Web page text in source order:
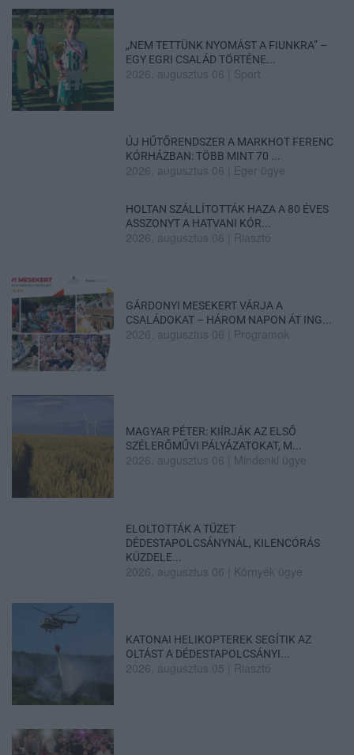
„NEM TETTÜNK NYOMÁST A FIUNKRA” –
EGY EGRI CSALÁD TÖRTÉNE...
2026. augusztus 06 Sport
ÚJ HŰTŐRENDSZER A MARKHOT FERENC
KÓRHÁZBAN: TÖBB MINT 70 ...
2026. augusztus 06 Eger ügye
HOLTAN SZÁLLÍTOTTÁK HAZA A 80 ÉVES
ASSZONYT A HATVANI KÓR...
2026. augusztus 06 Riasztó
GÁRDONYI MESEKERT VÁRJA A
CSALÁDOKAT – HÁROM NAPON ÁT ING...
2026. augusztus 06 Programok
MAGYAR PÉTER: KIÍRJÁK AZ ELSŐ
SZÉLERŐMŰVI PÁLYÁZATOKAT, M...
2026. augusztus 06 Mindenki ügye
ELOLTOTTÁK A TÜZET
DÉDESTAPOLCSÁNYNÁL, KILENCÓRÁS
KÜZDELE...
2026. augusztus 06 Környék ügye
KATONAI HELIKOPTEREK SEGÍTIK AZ
OLTÁST A DÉDESTAPOLCSÁNYI...
2026. augusztus 05 Riasztó